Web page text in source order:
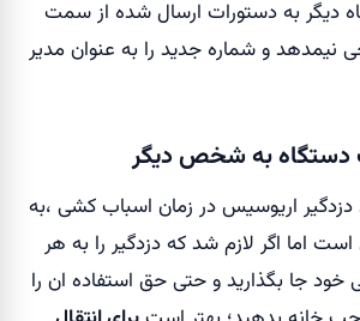
دیگر به دستورات ارسال شده از سمت
نیمدهد و شماره جدید را به عنوان مدیر
دزدگیر اریوسیس در زمان اسباب کشی ،به
اما اگر لازم شد که دزدگیر را به هر
خود جا بگذارید و حتی حق استفاده ان را